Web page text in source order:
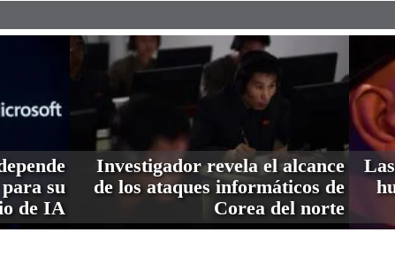
su
de IA
Investigador revela el alcance
de los ataques informáticos de
Corea del norte